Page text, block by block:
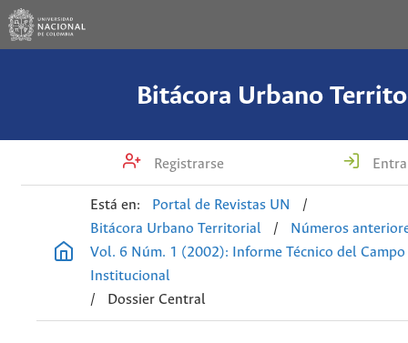
Bitácora Urbano
Registrarse
Está en: Portal de Revistas UN
/
Bitácora Urbano Territorial
/
Números
Vol. 6 Núm. 1 (2002): Informe Técnico del Campo
Institucional
/
Dossier Central